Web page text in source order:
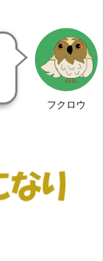
フクロウ